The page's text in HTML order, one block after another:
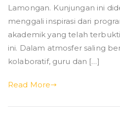
ke
SMK
Muhammadiyah
Lamongan
Lamongan. Kunjungan ini
menggali inspirasi dari
akademik yang telah
ini. Dalam atmosfer saling
kolaboratif, guru dan […]
Read More